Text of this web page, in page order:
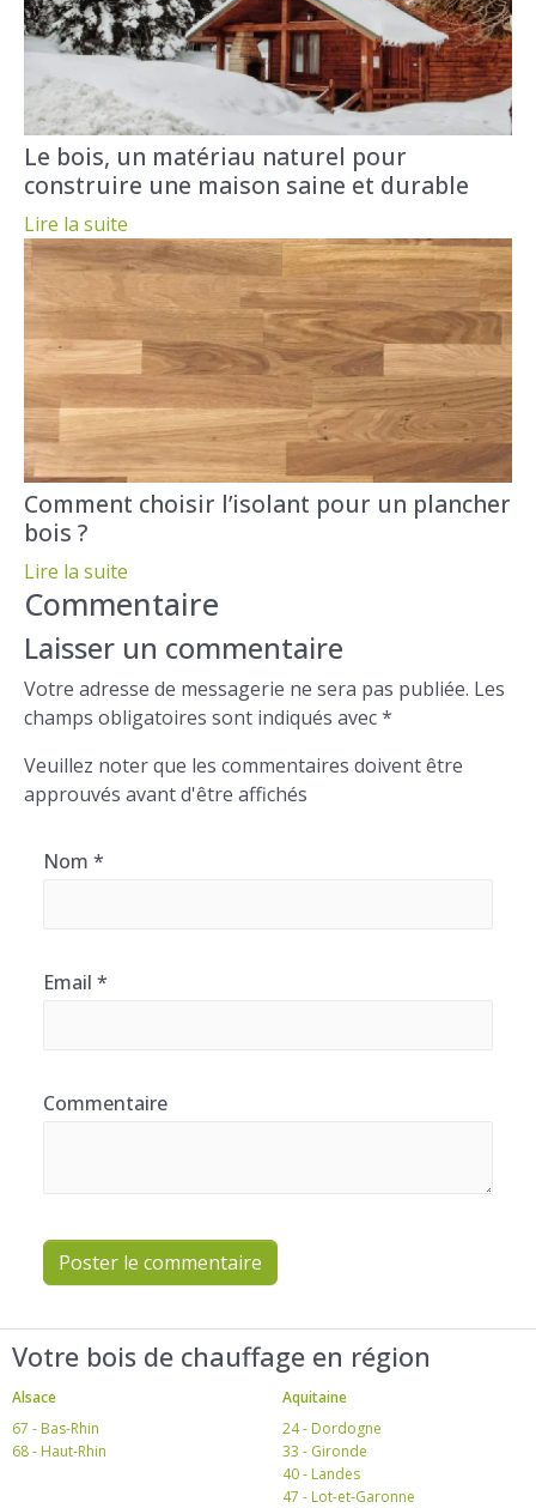
Le bois, un matériau naturel pour
construire une maison saine et durable
Lire la suite
Comment choisir l’isolant pour un plancher
bois ?
Lire la suite
Commentaire
Laisser un commentaire
Votre adresse de messagerie ne sera pas publiée. Les
champs obligatoires sont indiqués avec *
Veuillez noter que les commentaires doivent être
approuvés avant d'être affichés
Nom *
Email *
Commentaire
Poster le commentaire
Votre bois de chauffage en région
Alsace
67 - Bas-Rhin
68 - Haut-Rhin
Aquitaine
24 - Dordogne
33 - Gironde
40 - Landes
47 - Lot-et-Garonne